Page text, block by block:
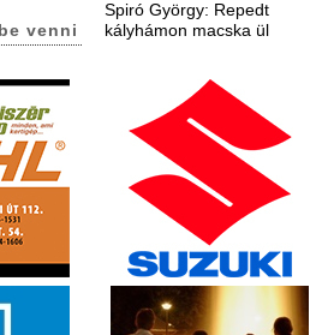
Spiró György: Repedt
kályhámon macska ül
venni